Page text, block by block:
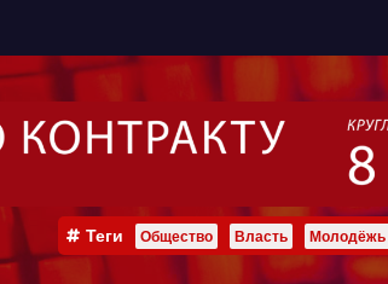
Теги Общество Власть Молодёжь